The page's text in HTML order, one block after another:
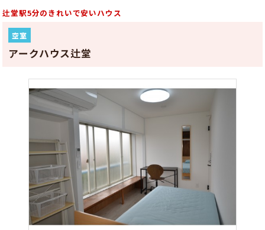
辻堂駅5分のきれいで安いハウス
空室
アークハウス辻堂